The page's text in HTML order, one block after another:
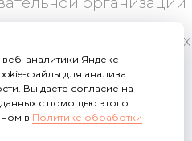
аналитики Яндекс
файлы для анализа
Вы даете согласие на
с помощью этого
в Политике обработки